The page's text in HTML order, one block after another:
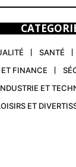
SANTÉ
FINANCE
ET
ET